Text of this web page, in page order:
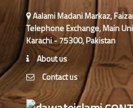
احمد رضا ہاشمی (درجہ خامسہ مرکزی
جامعۃ المدينہ فيضان عثمان غنى،
کراچی،پاکستان)
ارشد علی عطاری (درجہ خامسہ
مرکزی جامعۃ المدینہ فیضانِ مدینہ،
کراچی،پاکستان)
عبدالرؤف (درجہ سابعہ جامعۃ المدینہ
Aalami Madani Markaz,
Telephone Exchange, Main
Karachi - 75300, Pakistan
About us
Contact us